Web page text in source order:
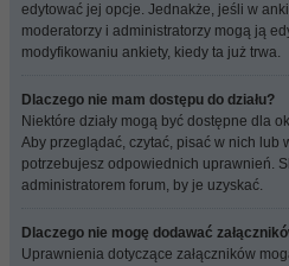
edytować jej opcje. Jednakże, jeśli w
moderatorzy i administratorzy mogą ją
modyfikowaniu ankiety, kiedy ta już trwa.
Dlaczego nie mam dostępu do działu?
Niektóre działy mogą być dostępne dla
Aby przeglądać, czytać, pisać w nich lub
potrzebujesz odpowiednich uprawnień.
administratorem forum, by je uzyskać.
Dlaczego nie mogę dodawać
Uprawnienia dotyczące załączników